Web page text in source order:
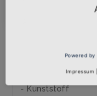
schnellen Brille
- Kunststoff
Powered by
Impressum